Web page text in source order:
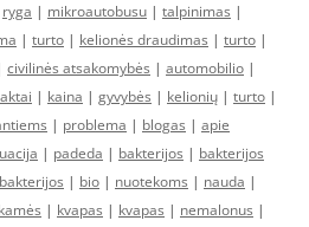
ryga | mikroautobusu | talpinimas |
| turto | kelionės draudimas | turto |
civilinės atsakomybės | automobilio |
| kaina | gyvybės | kelionių | turto |
| problema | blogas | apie
| padeda | bakterijos | bakterijos
bakterijos | bio | nuotekoms | nauda |
| kvapas | kvapas | nemalonus |